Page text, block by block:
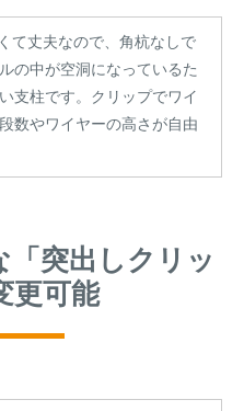
て丈夫なので、角杭なしで
の中が空洞になっているた
支柱です。クリップでワイ
数やワイヤーの高さが自由
「突出しクリッ
更可能